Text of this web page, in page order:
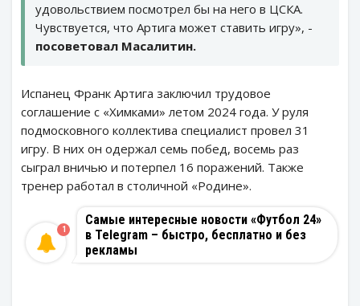
удовольствием посмотрел бы на него в ЦСКА.
Чувствуется, что Артига может ставить игру», -
посоветовал Масалитин.
Испанец Франк Артига заключил трудовое
соглашение с «Химками» летом 2024 года. У руля
подмосковного коллектива специалист провел 31
игру. В них он одержал семь побед, восемь раз
сыграл вничью и потерпел 16 поражений. Также
тренер работал в столичной «Родине».
Самые интересные новости «Футбол 24»
в Telegram – быстро, бесплатно и без
рекламы
1